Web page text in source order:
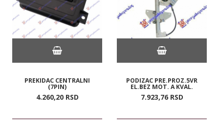
PREKIDAC CENTRALNI
(7PIN)
4.260,20 RSD
PODIZAC PRE.PROZ.5VR
EL.BEZ MOT. A KVAL.
7.923,76 RSD